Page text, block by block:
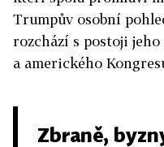
Trumpův osobní
rozchází s postoji
a amerického
Zbraně,